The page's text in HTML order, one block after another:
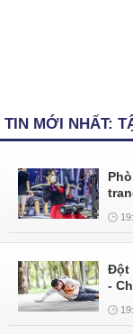
TIN MỚI NHẤT:
Đột
-